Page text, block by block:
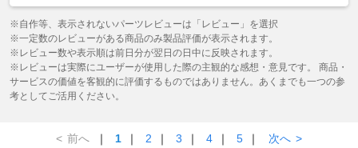
※自作等、表示されないパーツレビューは「レビュー」を選択
※一定数のレビューがある商品のみ製品評価が表示されます。
※レビュー数や表示順は前日分が翌日の日中に反映されます。
※レビューは実際にユーザーが使用した際の主観的な感想・意見です。 商品・
サービスの価値を客観的に評価するものではありません。あくまでも一つの参
考としてご活用ください。
< 前へ ｜ 1 ｜ 2 ｜ 3 ｜ 4 ｜ 5 ｜ 次へ >